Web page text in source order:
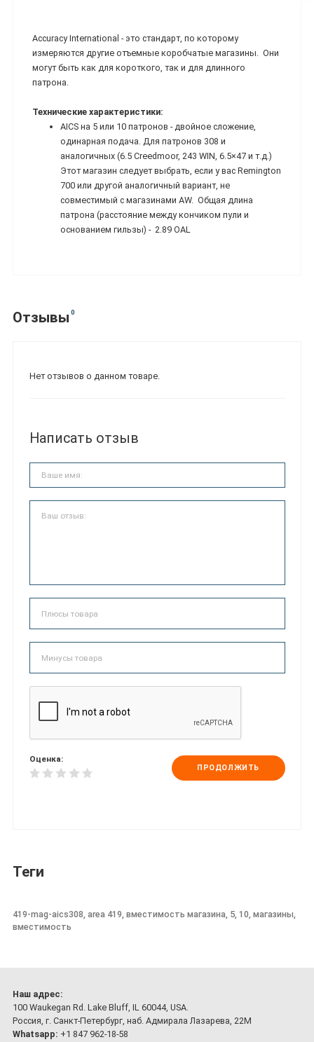
Accuracy International - это стандарт, по которому
измеряются другие отъемные коробчатые магазины. Они
могут быть как для короткого, так и для длинного
патрона.
Технические характеристики:
AICS на 5 или 10 патронов - двойное сложение,
одинарная подача. Для патронов 308 и
аналогичных (6.5 Creedmoor, 243 WIN, 6.5×47 и т.д.)
Этот магазин следует выбрать, если у вас Remington
700 или другой аналогичный вариант, не
совместимый с магазинами AW. Общая длина
патрона (расстояние между кончиком пули и
основанием гильзы) - 2.89 OAL
Отзывы 0
Нет отзывов о данном товаре.
Написать отзыв
Оценка:
ПРОДОЛЖИТЬ
Теги
419-mag-aics308, area 419, вместимость магазина, 5, 10, магазины,
вместимость
Наш адрес:
100 Waukegan Rd. Lake Bluff, IL 60044, USA.
Россия, г. Санкт-Петербург, наб. Адмирала Лазарева, 22М
Whatsapp: +1 847 962-18-58